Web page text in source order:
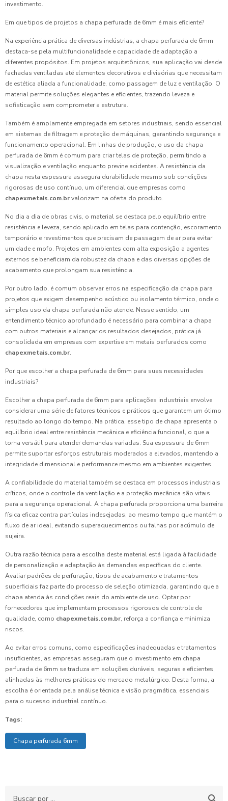
investimento.
Em que tipos de projetos a chapa perfurada de 6mm é mais eficiente?
Na experiência prática de diversas indústrias, a chapa perfurada de 6mm
destaca-se pela multifuncionalidade e capacidade de adaptação a
diferentes propósitos. Em projetos arquitetônicos, sua aplicação vai desde
fachadas ventiladas até elementos decorativos e divisórias que necessitam
de estética aliada a funcionalidade, como passagem de luz e ventilação. O
material permite soluções elegantes e eficientes, trazendo leveza e
sofisticação sem comprometer a estrutura.
Também é amplamente empregada em setores industriais, sendo essencial
em sistemas de filtragem e proteção de máquinas, garantindo segurança e
funcionamento operacional. Em linhas de produção, o uso da chapa
perfurada de 6mm é comum para criar telas de proteção, permitindo a
visualização e ventilação enquanto previne acidentes. A resistência da
chapa nesta espessura assegura durabilidade mesmo sob condições
rigorosas de uso contínuo, um diferencial que empresas como
chapexmetais.com.brvalorizam na oferta do produto.
No dia a dia de obras civis, o material se destaca pelo equilíbrio entre
resistência e leveza, sendo aplicado em telas para contenção, escoramento
temporário e revestimentos que precisam de passagem de ar para evitar
umidade e mofo. Projetos em ambientes com alta exposição a agentes
externos se beneficiam da robustez da chapa e das diversas opções de
acabamento que prolongam sua resistência.
Por outro lado, é comum observar erros na especificação da chapa para
projetos que exigem desempenho acústico ou isolamento térmico, onde o
simples uso da chapa perfurada não atende. Nesse sentido, um
entendimento técnico aprofundado é necessário para combinar a chapa
com outros materiais e alcançar os resultados desejados, prática já
consolidada em empresas com expertise em metais perfurados como
chapexmetais.com.br.
Por que escolher a chapa perfurada de 6mm para suas necessidades
industriais?
Escolher a chapa perfurada de 6mm para aplicações industriais envolve
considerar uma série de fatores técnicos e práticos que garantem um ótimo
resultado ao longo do tempo. Na prática, esse tipo de chapa apresenta o
equilíbrio ideal entre resistência mecânica e eficiência funcional, o que a
torna versátil para atender demandas variadas. Sua espessura de 6mm
permite suportar esforços estruturais moderados a elevados, mantendo a
integridade dimensional e performance mesmo em ambientes exigentes.
A confiabilidade do material também se destaca em processos industriais
críticos, onde o controle da ventilação e a proteção mecânica são vitais
para a segurança operacional. A chapa perfurada proporciona uma barreira
física eficaz contra partículas indesejadas, ao mesmo tempo que mantém o
fluxo de ar ideal, evitando superaquecimentos ou falhas por acúmulo de
sujeira.
Outra razão técnica para a escolha deste material está ligada à facilidade
de personalização e adaptação às demandas específicas do cliente.
Avaliar padrões de perfuração, tipos de acabamento e tratamentos
superficiais faz parte do processo de seleção otimizada, garantindo que a
chapa atenda às condições reais do ambiente de uso. Optar por
fornecedores que implementam processos rigorosos de controle de
qualidade, como chapexmetais.com.br, reforça a confiança e minimiza
riscos.
Ao evitar erros comuns, como especificações inadequadas e tratamentos
insuficientes, as empresas asseguram que o investimento em chapa
perfurada de 6mm se traduza em soluções duráveis, seguras e eficientes,
alinhadas às melhores práticas do mercado metalúrgico. Desta forma, a
escolha é orientada pela análise técnica e visão pragmática, essenciais
para o sucesso industrial contínuo.
Tags:
Chapa perfurada 6mm